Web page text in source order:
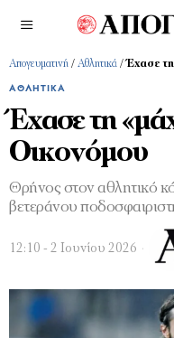
Απογευματινή / Αθλητικά /Έχασε
ΑΘΛΗΤΙΚΆ
Έχασε τη
Οικονόμου
Θρήνος στον αθλητικό
βετεράνου
12:10 - 2 Ιουνίου 2026